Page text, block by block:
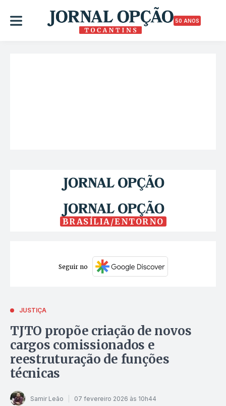
50 ANOS
BRASÍLIA/ENTORNO
Seguir no
JUSTIÇA
TJTO propõe criação de novos
cargos comissionados e
reestruturação de funções
técnicas
Samir Leão 07 fevereiro 2026 às 10h44